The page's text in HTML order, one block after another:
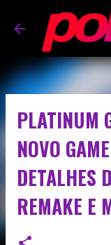
Pular
PLATINUM
NOVO
DETALHES
REMAKE E